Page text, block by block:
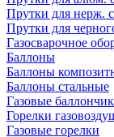
Прутки для нерж.
Прутки для
Газосварочное
Баллоны
Баллоны
Баллоны стальные
Газовые
Горелки
Газовые горелки